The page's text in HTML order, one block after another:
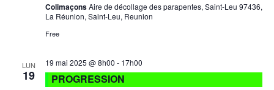
ColimaçonsAire de décollage des parapentes, Saint-Leu 97436,
La Réunion, Saint-Leu, Reunion
Free
LUN
19
19 mai 2025 @ 8h00 - 17h00
PROGRESSION